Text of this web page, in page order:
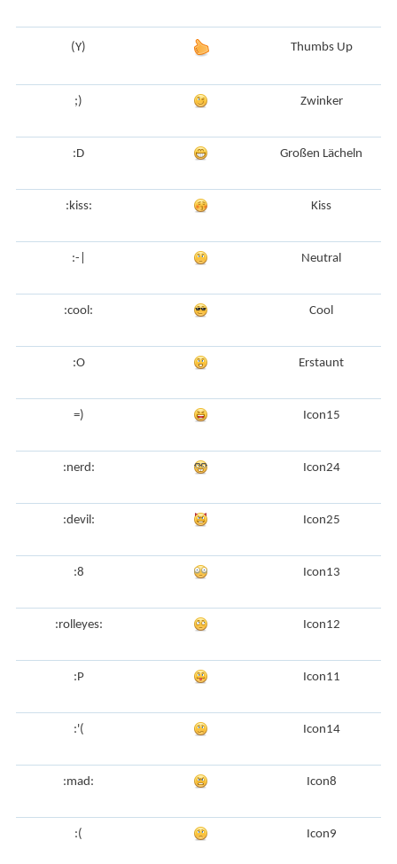
(Y) Thumbs Up
;) Zwinker
:D Großen Lächeln
:kiss: Kiss
:-| Neutral
:cool: Cool
:O Erstaunt
=) Icon15
:nerd: Icon24
:devil: Icon25
:8 Icon13
:rolleyes: Icon12
:P Icon11
:'( Icon14
:mad: Icon8
:( Icon9